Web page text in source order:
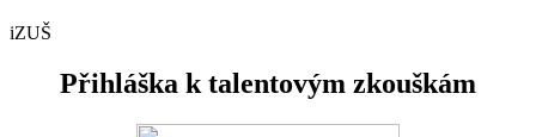
iZUŠ
Přihláška k talentovým zkouškám